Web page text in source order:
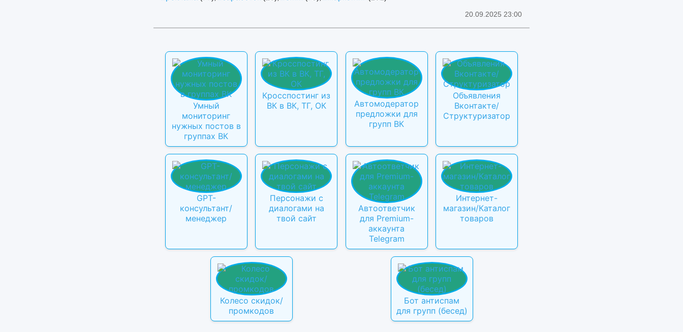
20.09.2025 23:00
Умный
мониторинг
нужных постов в
группах ВК
Кросспостинг из
ВК в ВК, ТГ, ОК
Автомодератор
предложки для
групп ВК
Объявления
Вконтакте/
Структуризатор
GPT-
консультант/
менеджер
Персонажи с
диалогами на
твой сайт
Автоответчик
для Premium-
аккаунта
Telegram
Интернет-
магазин/Каталог
товаров
Колесо скидок/
промкодов
Бот антиспам
для групп (бесед)